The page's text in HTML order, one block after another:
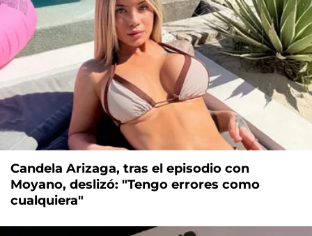
Candela Arizaga, tras el episodio con
Moyano, deslizó: "Tengo errores como
cualquiera"